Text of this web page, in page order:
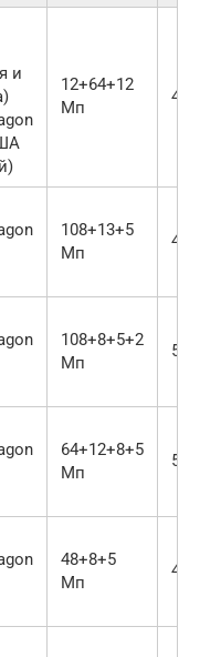
и
12+64+12
Мп
108+13+5
Мп
108+8+5+2
Мп
64+12+8+5
Мп
48+8+5
Мп